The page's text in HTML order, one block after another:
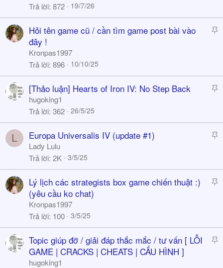
k
y
Trả lời 872 19/7/26
S
k
y
Hỏi tên game cũ / cần tìm game post bài vào
đây !
Kronpas1997
Trả lời 896 10/10/25
S
c
k
[Thảo luận] Hearts of Iron IV: No Step Back
hugoking1
Trả lời 362 26/5/25
L
S
c
k
Europa Universalis IV (update #1)
Lady Lulu
Trả lời 2K 3/5/25
S
k
y
Lý lịch các strategists box game chiến thuật :)
(yêu cầu ko chat)
Kronpas1997
Trả lời 100 3/5/25
S
Topic giúp đỡ / giải đáp thắc mắc / tư vấn [ LỖI
GAME | CRACKS | CHEATS | CẤU HÌNH ]
hugoking1